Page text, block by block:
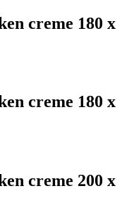
creme 180 x
creme 180 x
creme 200 x